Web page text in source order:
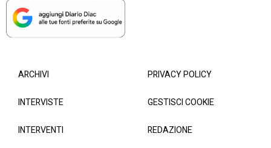
ARCHIVI
INTERVISTE
INTERVENTI
PRIVACY POLICY
GESTISCI COOKIE
REDAZIONE